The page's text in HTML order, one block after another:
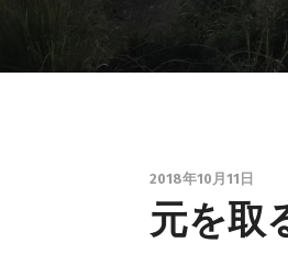
2018年10月11日
元を取